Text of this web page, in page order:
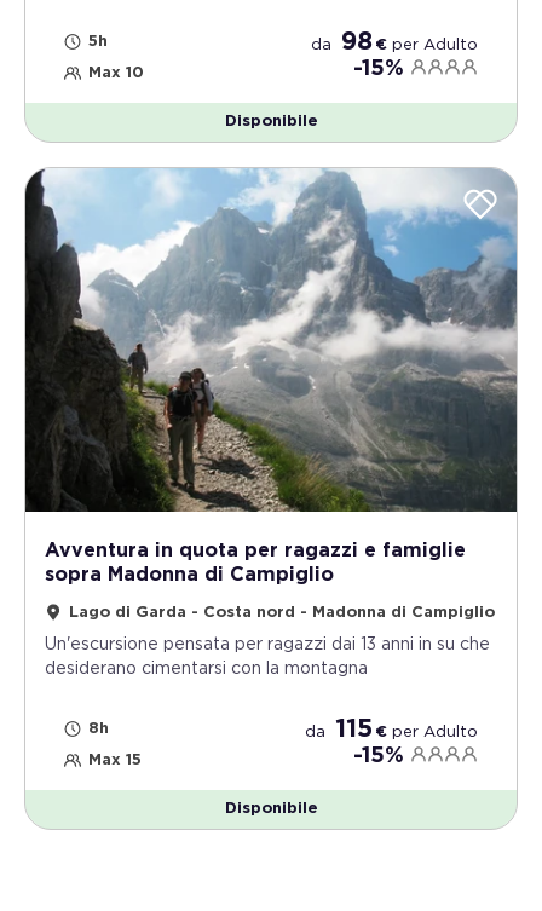
5h
Max 10
da 98 € per Adulto
-15%
Disponibile
Avventura in quota per ragazzi e famiglie
sopra Madonna di Campiglio
Lago di Garda - Costa nord - Madonna di Campiglio
Un'escursione pensata per ragazzi dai 13 anni in su che
desiderano cimentarsi con la montagna
8h
Max 15
da 115 € per Adulto
-15%
Disponibile